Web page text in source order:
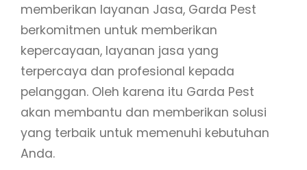
memberikan layanan Jasa, Garda Pest
berkomitmen untuk memberikan
kepercayaan, layanan jasa yang
terpercaya dan profesional kepada
pelanggan. Oleh karena itu Garda Pest
akan membantu dan memberikan solusi
yang terbaik untuk memenuhi kebutuhan
Anda.